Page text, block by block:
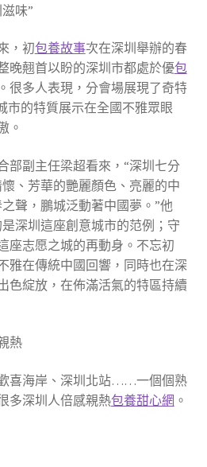
味”
，初包養故事次在深圳舉辦的春
晚翹首以盼的深圳市都處於優包
很多人表現，分會場展現了奇特
市的特質展示在全國不雅眾眼
。
部副主任梁超看來，“深圳七分
、芳華的艷麗顏色、亮麗的中
聲，鵬城泛動著中國夢。”他
深圳這座創意城市的范例；守
座志愿之城的再動身。不忘初
雅在傳統中國回響，同時也在深
色綻放，在佈滿活氣的特區持續
熱
喜海岸、深圳北站……一個個熟
多深圳人倍感親熱包養甜心網 。